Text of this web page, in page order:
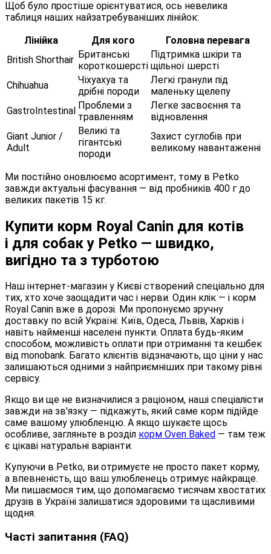
Щоб було простіше орієнтуватися, ось невелика
таблиця наших найзатребуваніших лінійок:
Лінійка
Для кого
Головна перевага
British Shorthair Британські
короткошерсті
Підтримка шкіри та
щільної шерсті
Chihuahua
Чіхуахуа та
дрібні породи
Легкі гранули під
маленьку щелепу
GastroIntestinal Проблеми з
травленням
Легке засвоєння та
відновлення
Giant Junior /
Adult
Великі та
гігантські
породи
Захист суглобів при
великому навантаженні
Ми постійно оновлюємо асортимент, тому в Petko
завжди актуальні фасування — від пробників 400 г до
великих пакетів 15 кг.
Купити корм Royal Canin для котів
і для собак у Petko — швидко,
вигідно та з турботою
Наш інтернет-магазин у Києві створений спеціально для
тих, хто хоче заощадити час і нерви. Один клік — і корм
Royal Canin вже в дорозі. Ми пропонуємо зручну
доставку по всій Україні: Київ, Одеса, Львів, Харків і
навіть найменші населені пункти. Оплата будь-яким
способом, можливість оплати при отриманні та кешбек
від monobank. Багато клієнтів відзначають, що ціни у нас
залишаються одними з найприємніших при такому рівні
сервісу.
Якщо ви ще не визначилися з раціоном, наші спеціалісти
завжди на зв'язку — підкажуть, який саме корм підійде
саме вашому улюбленцю. А якщо шукаєте щось
особливе, загляньте в розділ корм Oven Baked — там теж
є цікаві натуральні варіанти.
Купуючи в Petko, ви отримуєте не просто пакет корму,
а впевненість, що ваш улюбленець отримує найкраще.
Ми пишаємося тим, що допомагаємо тисячам хвостатих
друзів в Україні залишатися здоровими та щасливими
щодня.
Часті запитання (FAQ)